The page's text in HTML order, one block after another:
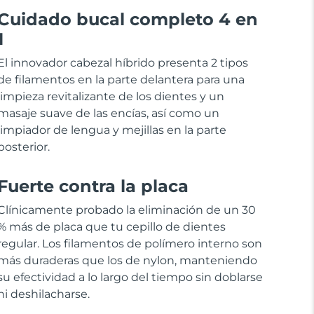
bucal completo 4 en
innovador cabezal híbrido presenta 2 tipos
filamentos en la parte delantera para una
revitalizante de los dientes y un
suave de las encías, así como un
de lengua y mejillas en la parte
contra la placa
probado la eliminación de un 30
más de placa que tu cepillo de dientes
Los filamentos de polímero interno son
duraderas que los de nylon, manteniendo
efectividad a lo largo del tiempo sin doblarse
deshilacharse.